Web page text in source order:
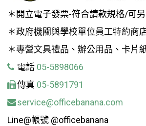
＊開立電子發票-符合請款規格/可
＊政府機關與學校單位員工特約商
＊專營文具禮品、辦公用品、卡片
電話 05-5898066
傳真 05-5891791
service@officebanana.com
Line@帳號 @officebanana